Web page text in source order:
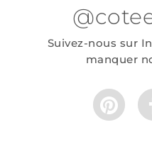
Suivez-nous sur
manquer